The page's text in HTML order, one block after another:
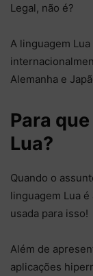
Legal, não é?
A linguagem
Alemanha e
Para
Lua?
Quando o
linguagem Lua
usada para isso!
Além de
aplicações